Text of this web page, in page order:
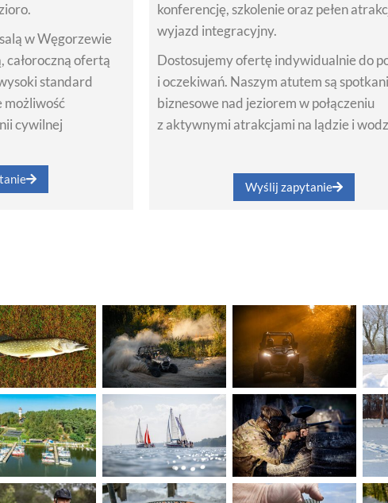
w Węgorzewie
całoroczną ofertą
standard
możliwość
cywilnej
konferencję, szkolenie oraz pełen
wyjazd integracyjny.
Dostosujemy ofertę indywidualnie do
i oczekiwań. Naszym atutem są
biznesowe nad jeziorem w połączeniu
z aktywnymi atrakcjami na lądzie i
Wyślij zapytanie